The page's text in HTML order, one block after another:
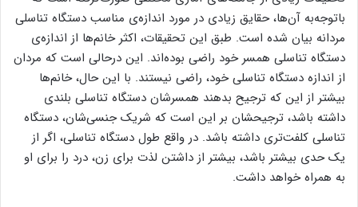
باتوجه‌به آن‌ها، حقایق زیادی در مورد اندازه‌ی مناسب دستگاه تناسلی
مردانه بیان شده است. طبق این تحقیقات، اکثر خانم‌ها از اندازه‌ی
دستگاه تناسلی همسر خود راضی بوده‌اند. این درحالی است که مردان
از اندازه دستگاه تناسلی خود، راضی نیستند. با این حال، خانم‌ها
بیشتر از این که ترجیح بدهند همسرشان دستگاه تناسلی بلندی
داشته باشد، ترجیحشان بر این است که شریک جنسی‌شان، دستگاه
تناسلی کلفت‌تری داشته باشد. در واقع طول دستگاه تناسلی، اگر از
یک حدی بیشتر باشد، بیشتر از داشتن لذت برای زن، درد را برای او
به همراه خواهد داشت.